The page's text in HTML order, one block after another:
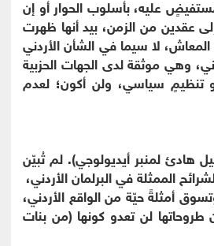
عليه، بأسلوب الحوار أو إن
عقدين من الزمن، بيد أنها ظهرت
المعاش، لا سيما في الشأن الأردني
وهي موثقة لدى الجهات الحزبية
تنظيمٍ سياسي، ولن أكون؛ لعدم
هادئ لمنبر أيديولوجي). لم تُبيّن
الممثلة في البرلمان الأردني،
وتسوق أمثلةً حيّة من الواقع الأردني،
لن تعدو كونها (من بنات